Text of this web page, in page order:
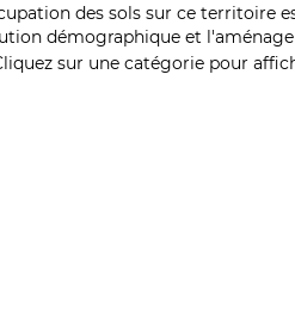
des sols sur ce territoire
démographique et
sur une catégorie pour